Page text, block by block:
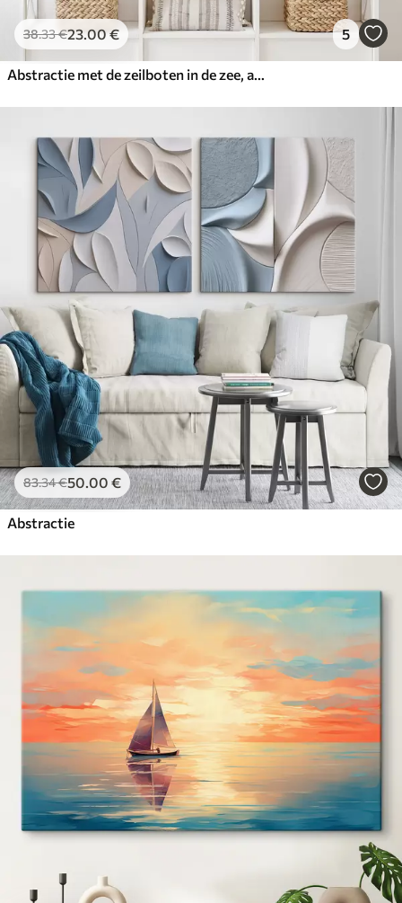
38.33€23.00 € 5
Abstractie met de zeilboten in de zee, acrylstijl, zonsondergang
83.34€50.00 €
Abstractie